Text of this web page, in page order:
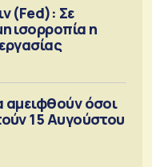
(Fed): Σε
ισορροπία η
όσοι
15 Αυγούστου